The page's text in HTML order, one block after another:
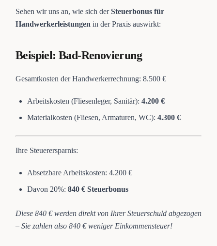
Sehen wir uns an, wie sich derSteuerbonus für
Handwerkerleistungen in der Praxis auswirkt:
Beispiel: Bad-Renovierung
Gesamtkosten der Handwerkerrechnung: 8.500 €
Arbeitskosten (Fliesenleger, Sanitär): 4.200 €
Materialkosten (Fliesen, Armaturen, WC): 4.300 €
Ihre Steuerersparnis:
Absetzbare Arbeitskosten: 4.200 €
Davon 20%: 840 € Steuerbonus
Diese 840 € werden direkt von Ihrer Steuerschuld abgezogen
– Sie zahlen also 840 € weniger Einkommensteuer!